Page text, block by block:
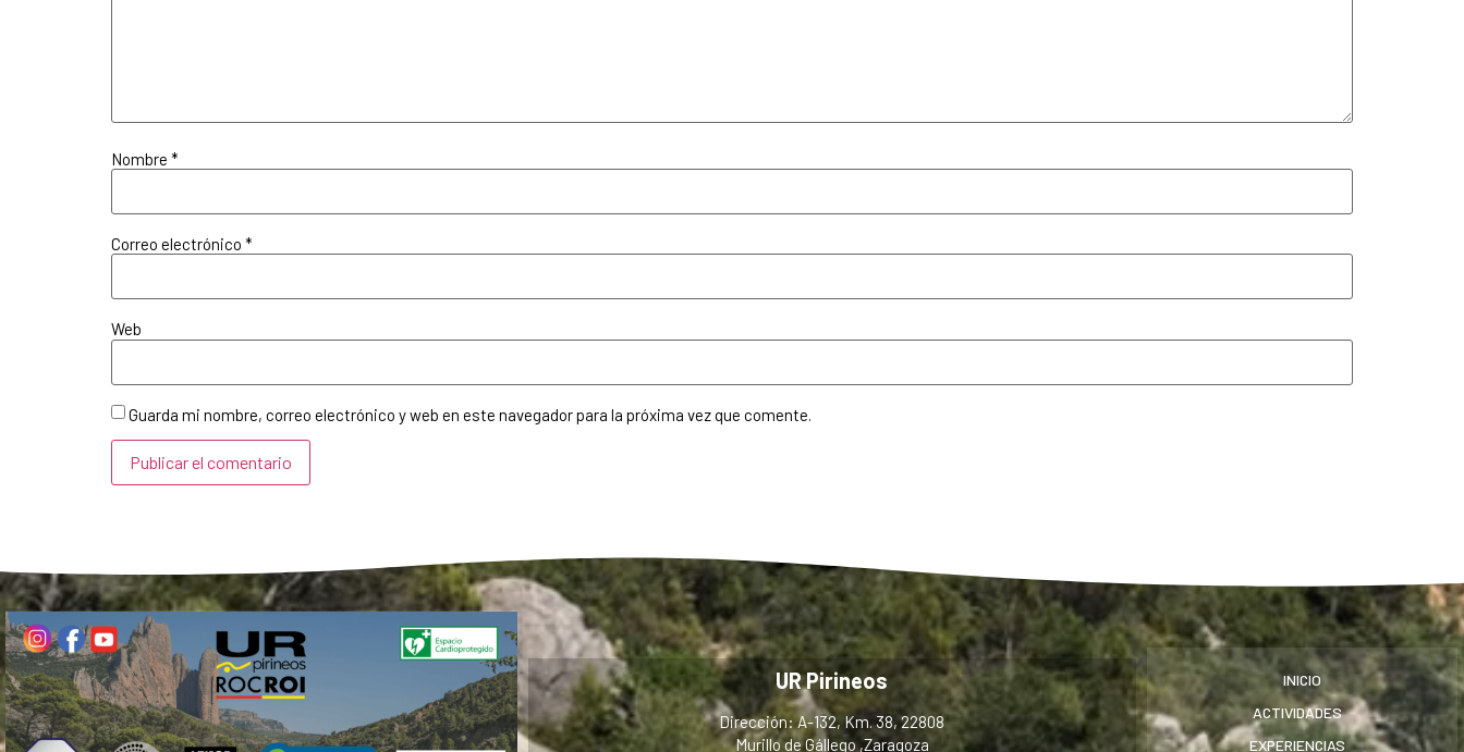
Nombre *
Correo electrónico *
Web
Guarda mi nombre, correo electrónico y web en este navegador para la próxima vez que comente.
UR Pirineos
Dirección: A-132, Km. 38, 22808
Murillo de Gállego ,Zaragoza
INICIO
ACTIVIDADES
EXPERIENCIAS